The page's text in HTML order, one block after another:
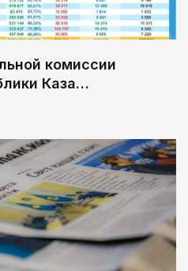
проект
активов
сел в СКО
года
комиссии
Каза…